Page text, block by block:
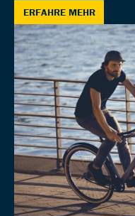
ERFAHRE MEHR